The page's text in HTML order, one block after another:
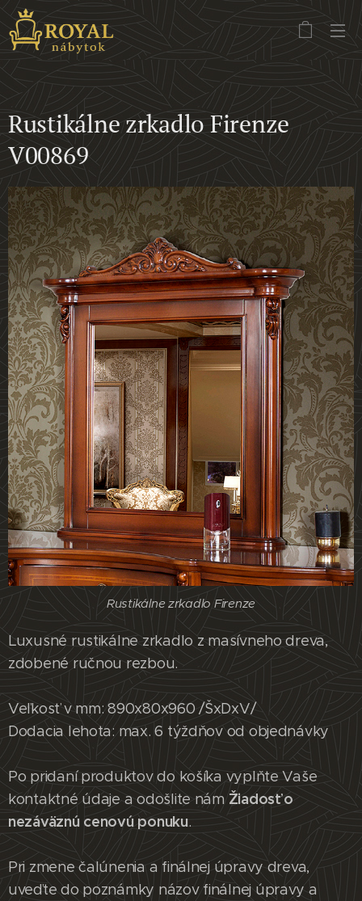
Rustikálne zrkadlo Firenze
V00869
Rustikálne zrkadlo Firenze
Luxusné rustikálne zrkadlo z masívneho dreva,
zdobené ručnou rezbou.
Veľkosť v mm: 890x80x960 /ŠxDxV/
Dodacia lehota: max. 6 týždňov od objednávky
Po pridaní produktov do košíka vyplňte Vaše
kontaktné údaje a odošlite nám Žiadosť o
nezáväznú cenovú ponuku.
Pri zmene čalúnenia a finálnej úpravy dreva,
uveďte do poznámky názov finálnej úpravy a